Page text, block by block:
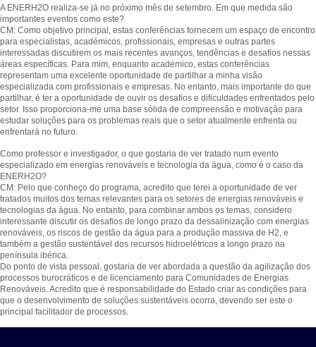
A ENERH2O realiza-se já no próximo mês de setembro. Em que medida são
importantes eventos como este?
CM: Como objetivo principal, estas conferências fornecem um espaço de encontro
para especialistas, académicos, profissionais, empresas e outras partes
interessadas discutirem os mais recentes avanços, tendências e desafios nessas
áreas específicas. Para mim, enquanto académico, estas conferências
representam uma excelente oportunidade de partilhar a minha visão
especializada com profissionais e empresas. No entanto, mais importante do que
partilhar, é ter a oportunidade de ouvir os desafios e dificuldades enfrentados pelo
setor. Isso proporciona-me uma base sólida de compreensão e motivação para
estudar soluções para os problemas reais que o setor atualmente enfrenta ou
enfrentará no futuro.
Como professor e investigador, o que gostaria de ver tratado num evento
especializado em energias renováveis e tecnologia da água, como é o caso da
ENERH2O?
CM: Pelo que conheço do programa, acredito que terei a oportunidade de ver
tratados muitos dos temas relevantes para os setores de energias renováveis e
tecnologias da água. No entanto, para combinar ambos os temas, considero
interessante discutir os desafios de longo prazo da dessalinização com energias
renováveis, os riscos de gestão da água para a produção massiva de H2, e
também a gestão sustentável dos recursos hidroelétricos a longo prazo na
península ibérica.
Do ponto de vista pessoal, gostaria de ver abordada a questão da agilização dos
processos burocráticos e de licenciamento para Comunidades de Energias
Renováveis. Acredito que é responsabilidade do Estado criar as condições para
que o desenvolvimento de soluções sustentáveis ocorra, devendo ser este o
principal facilitador de processos.